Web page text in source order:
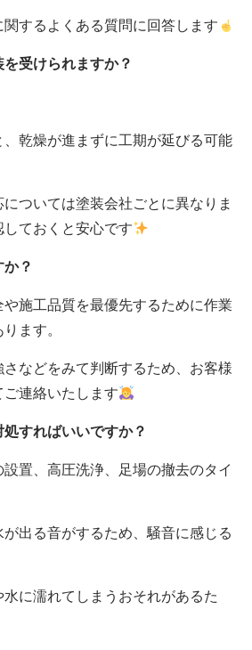
するよくある質問に回答します
受けられますか？
乾燥が進まずに工期が延びる可能
ついては塗装会社ごとに異なりま
ておくと安心です
か？
施工品質を最優先するために作業
ます。
などをみて判断するため、お客様
連絡いたします
処すればいいですか？
置、高圧洗浄、足場の撤去のタイ
出る音がするため、騒音に感じる
に濡れてしまうおそれがあるた